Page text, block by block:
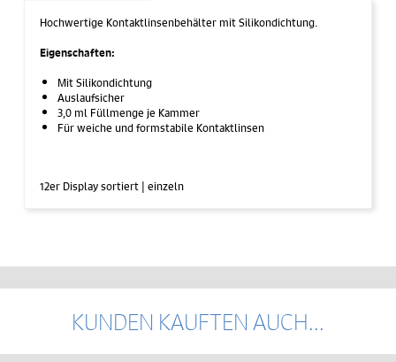
Hochwertige Kontaktlinsenbehälter mit Silikondichtung.
Eigenschaften:
Mit Silikondichtung
Auslaufsicher
3,0 ml Füllmenge je Kammer
Für weiche und formstabile Kontaktlinsen
12er Display sortiert | einzeln
KUNDEN KAUFTEN AUCH...